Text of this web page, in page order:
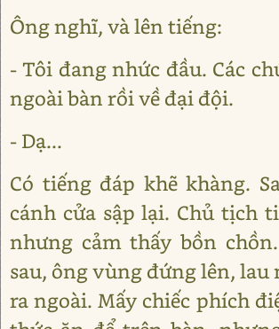
Ông nghĩ, và lên tiếng:
- Tôi đang nhức đầu. Các
ngoài bàn rồi về đại đội.
- Dạ...
Có tiếng đáp khẽ khàng.
cánh cửa sập lại. Chủ tịch
nhưng cảm thấy bồn
sau, ông vùng đứng lên, lau
ra ngoài. Mấy chiếc phích